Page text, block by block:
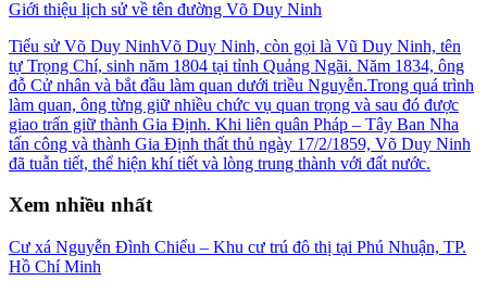
Giới thiệu lịch sử về tên đường Võ Duy Ninh
Tiểu sử Võ Duy NinhVõ Duy Ninh, còn gọi là Vũ Duy Ninh, tên
tự Trọng Chí, sinh năm 1804 tại tỉnh Quảng Ngãi. Năm 1834, ông
đỗ Cử nhân và bắt đầu làm quan dưới triều Nguyễn.Trong quá trình
làm quan, ông từng giữ nhiều chức vụ quan trọng và sau đó được
giao trấn giữ thành Gia Định. Khi liên quân Pháp – Tây Ban Nha
tấn công và thành Gia Định thất thủ ngày 17/2/1859, Võ Duy Ninh
đã tuẫn tiết, thể hiện khí tiết và lòng trung thành với đất nước.
Xem nhiều nhất
Cư xá Nguyễn Đình Chiểu – Khu cư trú đô thị tại Phú Nhuận, TP.
Hồ Chí Minh